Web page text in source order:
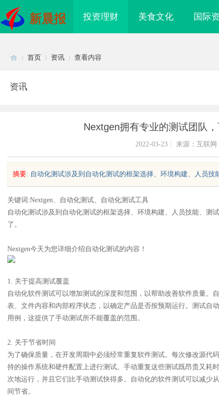
新晨报 投资理财 美食文化 国际
sc
uz
!
首页 资讯 查看内容
资讯
Nextgen拥有专业的测试团队
2022-03-23 来源：互联网
摘要: 自动化测试涉及到自动化测试的框架选择、环境构建、人员
关键词:Nextgen、自动化测试、自动化测试工具
自动化测试涉及到自动化测试的框架选择、环境构建、人员技能、测
了。
Nextgen今天为您详细介绍自动化测试的内容！
1. 关于提高测试覆盖
自动化软件测试可以增加测试的深度和范围，以帮助改善软件质量。
表、文件内容和内部程序状态，以确定产品是否按预期运行。测试自
用例，这提供了手动测试所不能覆盖的范围。
2. 关于节省时间
为了确保质量，在开发周期中必须经常重复软件测试。每次修改源代
持的操作系统和硬件配置上进行测试。手动重复这些测试既昂贵又耗
次地运行，并且它们比手动测试快得多。自动化的软件测试可以减少
间节省。
发 开店最怕“搜不到”为什么隔壁店铺没